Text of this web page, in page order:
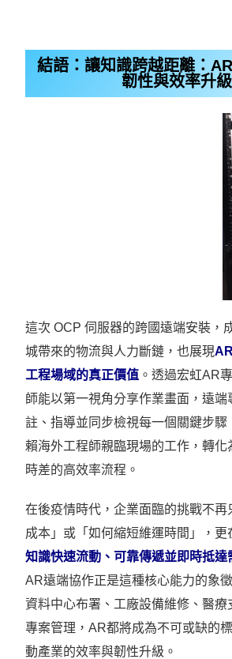
結語：讓知識跨越距離：
韌性與效率升級
這次 OCP 伺服器的跨國遠端安裝，
城帶來的物流與人力斷鏈，也展現
工程場域的真正價值 。透過宏虹AR
師能以第一視角分享作業畫面，遠端
註、指導並同步檢視每一個關鍵步驟
賴海外工程師親臨現場的工作，轉化
時差的高效率流程。
在後疫情時代，企業面臨的挑戰不再
成本」或「如何縮短維運時間」，更
知識快速流動、可靠傳遞並即時抵達
AR遠端協作正是這種核心能力的象
資料中心布署、工廠設備維修、醫療
專案管理，AR都將成為不可或缺的
動產業的效率與韌性升級。